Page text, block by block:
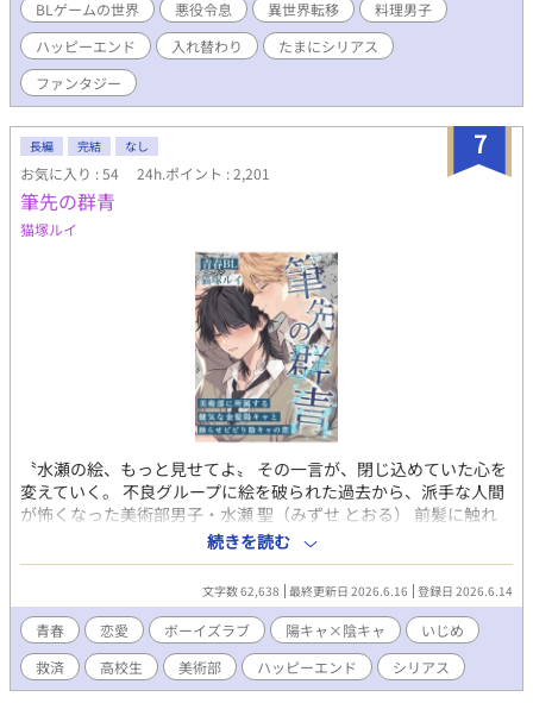
になったんだ。 誰だよ、こんな世界をつくった奴は！ 怒りで爆誕
してしまった魔王……じゃなくて、美丈夫の公爵（ジュリアス
兄）と一緒に真相を探ることに。 異世界の距離感に戸惑いつつ
も、その生活に慣れていく。ジュリアスを守るために、新たな婚
約まで――。 【毎日20時更新。本編31話＋番外編で完結】 ※R18
す） ※ムーンライトノベルズでも掲載中
BLゲームの世界 悪役令息 異世界転移
料理男子
ハッピーエンド
入れ替わり
たまにシリアス
ファンタジー
7
長編 完結 なし
お気に入り : 54 24h.ポイント : 2,201
筆先の群青
猫塚ルイ
〝水瀬の絵、もっと見せてよ〟 その一言が、閉じ込めていた心を
変えていく。 不良グループに絵を破られた過去から、派手な人間
が怖くなった美術部男子・水瀬 聖（みずせ とおる） 前髪に触れ
られただけで怯えてしまう。 そんな彼の前に現れたのは、金髪で
距離感近めな陽キャ男子・天馬結翔（てんま ゆいと） 怖いはずの
存在が、一番安心できる人になっていく─── 純度99.9%青春BL
続きを読む
文字数 62,638 最終更新日 2026.6.16 登録日 2026.6.14
青春 恋愛 ボーイズラブ 陽キャ×陰キャ
いじめ
救済
高校生 美術部 ハッピーエンド シリアス